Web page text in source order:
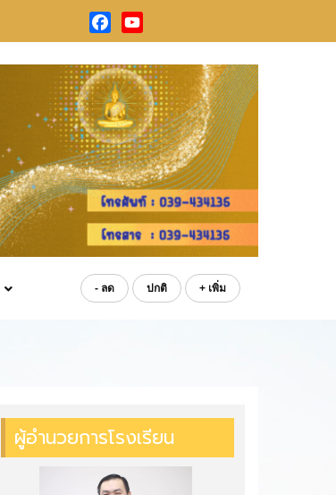
FacebookYouTube
- ลด ปกติ + เพิ่ม
ผู้อำนวยการโรงเรียน